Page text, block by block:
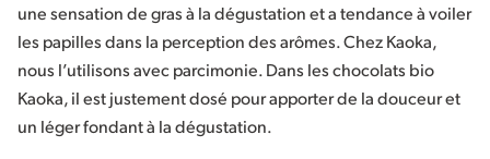
une sensation de gras à la dégustation et a tendance à voiler
les papilles dans la perception des arômes. Chez Kaoka,
nous l’utilisons avec parcimonie. Dans les chocolats bio
Kaoka, il est justement dosé pour apporter de la douceur et
un léger fondant à la dégustation.